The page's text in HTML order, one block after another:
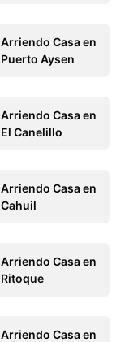
Arriendo Casa en
Puerto Aysen
Arriendo Casa en
El Canelillo
Arriendo Casa en
Cahuil
Arriendo Casa en
Ritoque
Arriendo Casa en